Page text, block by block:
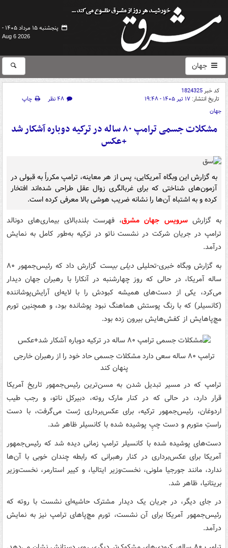
پنجشنبه ۱۵ مرداد ۱۴۰۵ -
Aug 6 2026
جهان
کد خبر1824325
تاریخ انتشار: ۱۷ تیر ۱۴۰۵ - ۱۹:۴۸ ۴۸ نظر
چاپ
جهان
مشکلات جسمی ترامپ ۸۰ ساله در ترکیه دوباره آشکار شد
+عکس
به گزارش این وبگاه آمریکایی، پس از هر معاینه، ترامپ مکرراً به قبولی در
آزمون‌های شناختی که برای غربالگری زوال عقل طراحی شده‌اند افتخار
کرده و به اشتباه آن‌ها را نشانه ضریب هوشی بالا معرفی کرده است.
به گزارشسرویس جهان مشرق، فهرست بلندبالای بیماری‌های دونالد
ترامپ در جریان شرکت در نشست ناتو در ترکیه به‌طور کامل به نمایش
درآمد.
به گزارش وبگاه خبری-تحلیلیدیلی بیست
گزارش داد که رئیس‌جمهور ۸۰
ساله آمریکا، در حالی که روز چهارشنبه در آنکارا با رهبران جهان دیدار
می‌کرد، یکی از دست‌های همیشه کبودش را با لایه‌ای آرایش‌پوشاننده
(کانسیلر) که با رنگ پوستش هماهنگ نبود پوشانده بود، و همچنین تورم
مچ‌پاهایش از کفش‌هایش بیرون زده بود.
ترامپ ۸۰ ساله سعی دارد مشکلات جسمی حاد خود را از رهبران خارجی
پنهان کند
ترامپ که در مسیر تبدیل شدن به مسن‌ترین رئیس‌جمهور تاریخ آمریکا
قرار دارد، در حالی که در کنار مارک روته، دبیرکل ناتو، و رجب طیب
اردوغان، رئیس‌جمهور ترکیه، برای عکس‌برداری ژست می‌گرفت، با دست
راستِ متورم و دست چپِ پوشیده شده با کانسیلر ظاهر شد.
دست‌های پوشیده شده با کانسیلر ترامپ زمانی دیده شد که رئیس‌جمهور
آمریکا برای عکس‌برداری در کنار رهبرانی که رابطه چندان خوبی با آن‌ها
ندارد، مانند جورجیا ملونی، نخست‌وزیر ایتالیا، و کییر استارمر، نخست‌وزیر
بریتانیا، ظاهر شد.
در جای دیگر، در جریان یک دیدار مشترک حاشیه‌ای نشست با روته که
رئیس‌جمهور آمریکا برای آن نشست، تورم مچ‌پاهای ترامپ نیز به نمایش
درآمد.